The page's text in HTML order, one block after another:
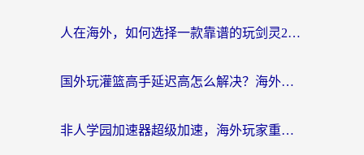
人在海外，如何选择一款靠谱的玩剑灵2加速器？
国外玩灌篮高手延迟高怎么解决？海外玩家国服游戏加速终极指南
非人学园加速器超级加速，海外玩家重返国服的通行证